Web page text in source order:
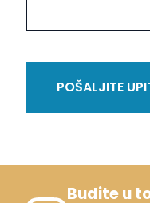
POŠALJITE
Budite u